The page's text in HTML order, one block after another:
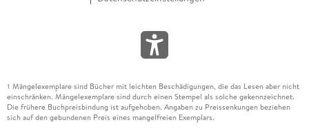
1 Mängelexemplare sind Bücher mit leichten Beschädigungen, die das Lesen aber nicht
einschränken. Mängelexemplare sind durch einen Stempel als solche gekennzeichnet.
Die frühere Buchpreisbindung ist aufgehoben. Angaben zu Preissenkungen beziehen
sich auf den gebundenen Preis eines mangelfreien Exemplars.